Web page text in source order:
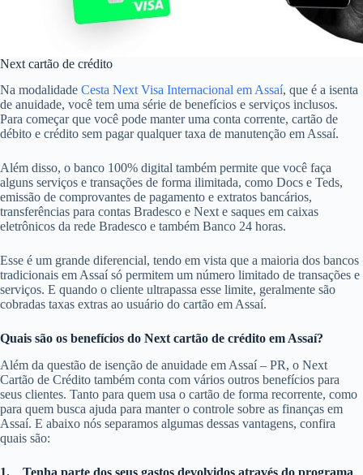
Next cartão de crédito
Na modalidade Cesta Next Visa Internacional em Assaí, que é a isenta
de anuidade, você tem uma série de benefícios e serviços inclusos.
Para começar que você pode manter uma conta corrente, cartão de
débito e crédito sem pagar qualquer taxa de manutenção em Assaí.
Além disso, o banco 100% digital também permite que você faça
alguns serviços e transações de forma ilimitada, como Docs e Teds,
emissão de comprovantes de pagamento e extratos bancários,
transferências para contas Bradesco e Next e saques em caixas
eletrônicos da rede Bradesco e também Banco 24 horas.
Esse é um grande diferencial, tendo em vista que a maioria dos bancos
tradicionais em Assaí só permitem um número limitado de transações e
serviços. E quando o cliente ultrapassa esse limite, geralmente são
cobradas taxas extras ao usuário do cartão em Assaí.
Quais são os benefícios do Next cartão de crédito em Assaí?
Além da questão de isenção de anuidade em Assaí – PR, o Next
Cartão de Crédito também conta com vários outros benefícios para
seus clientes. Tanto para quem usa o cartão de forma recorrente, como
para quem busca ajuda para manter o controle sobre as finanças em
Assaí. E abaixo nós separamos algumas dessas vantagens, confira
quais são: